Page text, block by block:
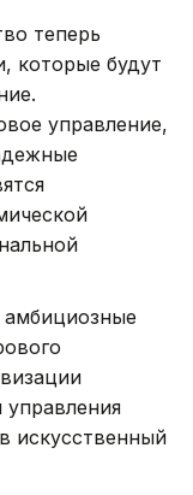
теперь
которые будут
управление,
амбициозные
управления
искусственный